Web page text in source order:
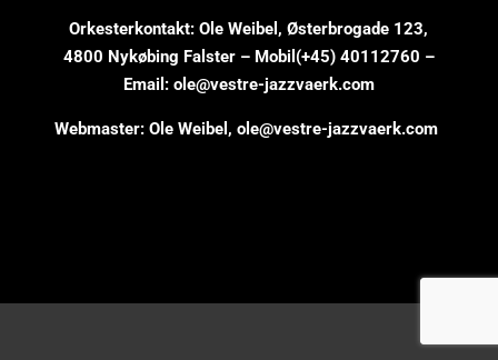
Orkesterkontakt: Ole Weibel, Østerbrogade 123,
4800 Nykøbing Falster – Mobil(+45) 40112760 –
Email: ole@vestre-jazzvaerk.com
Webmaster: Ole Weibel,ole@vestre-jazzvaerk.com